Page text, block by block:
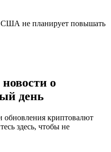
США не планирует повышать
о
день
обновления криптовалют
здесь, чтобы не